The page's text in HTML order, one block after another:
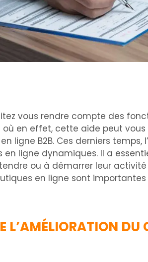
vous rendre compte des
où en effet, cette aide peut
ligne B2B. Ces derniers
en ligne dynamiques. Il a
ou à démarrer leur
en ligne sont
L’AMÉLIORATION